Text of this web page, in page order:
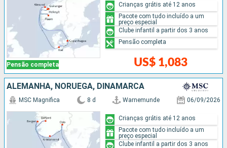
Pensão completa US$ 1,083
Crianças grátis até 12 anos
Pacote com tudo incluído a um
preço especial
Clube infantil a partir dos 3 anos
Pensão completa
ALEMANHA, NORUEGA, DINAMARCA
MSC Magnifica 8 d Warnemunde 06/09/2026
Crianças grátis até 12 anos
Pacote com tudo incluído a um
preço especial
Clube infantil a partir dos 3 anos